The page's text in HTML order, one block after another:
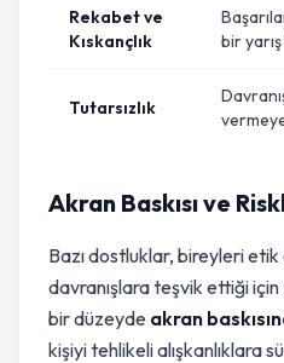
Rekabet ve
Kıskançlık
bir
Tutarsızlık
Akran Baskısı ve
Bazı dostluklar, bireyleri
davranışlara teşvik ettiği için
bir düzeyde akran
kişiyi tehlikeli alışkanlıklara